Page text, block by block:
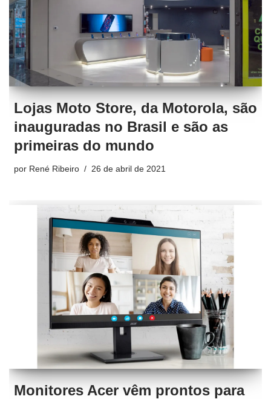
Lojas Moto Store, da Motorola, são
inauguradas no Brasil e são as
primeiras do mundo
por René Ribeiro 26 de abril de 2021
Monitores Acer vêm prontos para